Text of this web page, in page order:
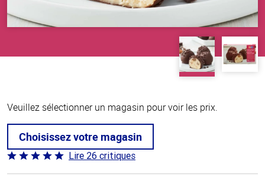
Veuillez sélectionner un magasin pour voir les prix.
Choisissez votre magasin
Coté
4.9 sur
Lire 26 critiques